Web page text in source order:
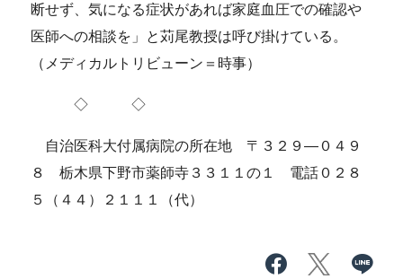
断せず、気になる症状があれば家庭血圧での確認や
医師への相談を」と苅尾教授は呼び掛けている。
（メディカルトリビューン＝時事）
◇ ◇
自治医科大付属病院の所在地 〒３２９―０４９
８ 栃木県下野市薬師寺３３１１の１ 電話０２８
５（４４）２１１１（代）